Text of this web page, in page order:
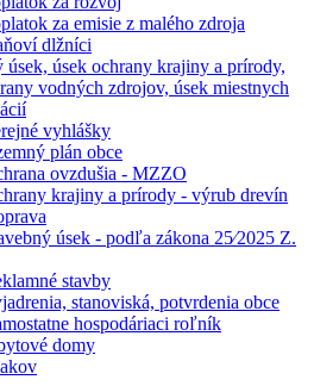
za emisie z malého zdroja
dlžníci
úsek, úsek ochrany krajiny a prírody,
vodných zdrojov, úsek miestnych
vyhlášky
plán obce
ovzdušia - MZZO
krajiny a prírody - výrub drevín
úsek - podľa zákona 25⁄2025 Z.
stavby
stanoviská, potvrdenia obce
hospodáriaci roľník
domy